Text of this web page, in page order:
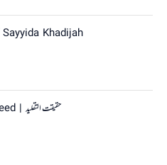
Khadijah
Haqeeqat ul Taqleed | حقیقت التقلید